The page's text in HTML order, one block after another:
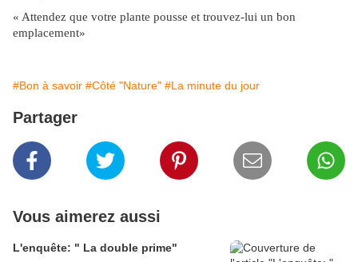
« Attendez que votre plante pousse et trouvez-lui un bon
emplacement»
#Bon à savoir #Côté "Nature" #La minute du jour
Partager
Vous aimerez aussi
L'enquête: " La double prime"